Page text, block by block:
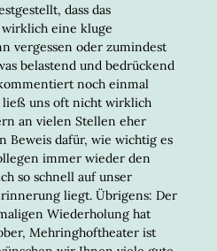
dass das
eine kluge
vergessen oder zumindest
belastend und bedrückend
noch einmal
uns oft nicht wirklich
an vielen Stellen eher
Beweis dafür, wie wichtig es
immer wieder den
so schnell auf unser
liegt. Übrigens: Der
Wiederholung hat
Mehringhoftheater ist